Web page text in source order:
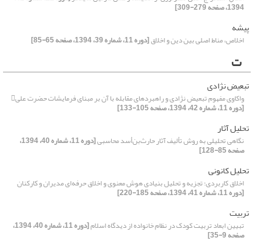
1394، صفحه 279-309]
پیشه
اخلاص، مناط اصلی بین دین و اخلاق[دوره 11، شماره 39، 1394، صفحه 65-85]
ت
تبعیض نژادی
واکاوی مفهوم تبعیض نژادی و راهبردهای مقابله با آن بر مبنای فرمایشات حضرت علی
[دوره 11، شماره 42، 1394، صفحه 105-133]
تحلیل آثار
نگاهی تحلیلی به روش تألیف آثار حارث‌بن‌أسد محاسبی [دوره 11، شماره 40، 1394،
صفحه 85-128]
تحلیل کانونی
اخلاق کاربردی؛ تجزیه و تحلیل بنیادی هوش معنوی و اخلاق حرفه‌ای مدیران و کارکنان
[دوره 11، شماره 41، 1394، صفحه 185-220]
تربیت
تبیین ابعاد تربیت کودک در نظام خانواده از دیدگاه اسلام [دوره 11، شماره 40، 1394،
صفحه 9-35]